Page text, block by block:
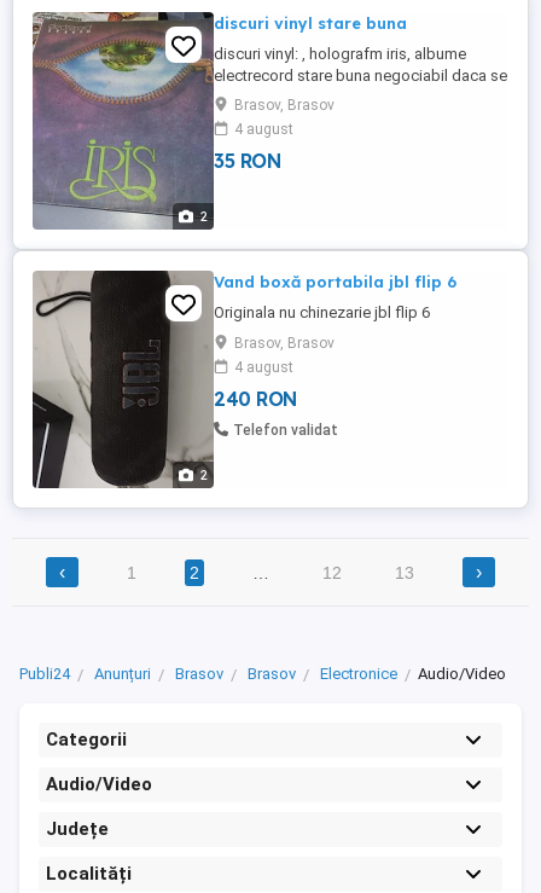
2
discuri vinyl stare buna
discuri vinyl: , holografm iris, albume
electrecord stare buna negociabil daca se
iau mai multe
Brasov, Brasov
4 august
35 RON
2
Vand boxă portabila jbl flip 6
Originala nu chinezarie jbl flip 6
Brasov, Brasov
4 august
240 RON
Telefon validat
‹ 1 2 12 13 ›
Publi24 Anunțuri Brasov Brasov Electronice Audio/Video
Categorii
Audio/Video
Județe
Localități